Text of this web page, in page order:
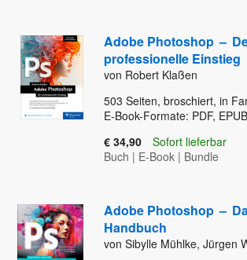
Adobe Photoshop –
professionelle Einstieg
von Robert Klaßen
503 Seiten, broschiert, in
E-Book-Formate: PDF,
€ 34,90
Sofort lieferbar
Buch | E-Book | Bundle
Adobe Photoshop –
Handbuch
von Sibylle Mühlke, Jürgen